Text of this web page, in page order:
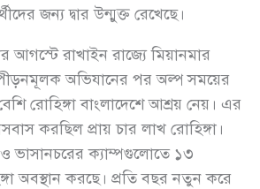
জন্য দ্বার উন্মুক্ত রেখেছে।
আগস্টে রাখাইন রাজ্যে মিয়ানমার
পীড়নমূলক অভিযানের পর অল্প সময়ের
রোহিঙ্গা বাংলাদেশে আশ্রয় নেয়। এর
করছিল প্রায় চার লাখ রোহিঙ্গা।
ও ভাসানচরের ক্যাম্পগুলোতে ১৩
অবস্থান করছে। প্রতি বছর নতুন করে